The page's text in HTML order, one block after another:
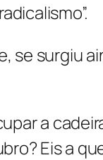
se surgiu
a
Eis a